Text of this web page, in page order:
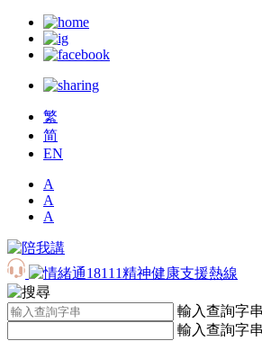
繁
简
EN
A
A
A
輸入查詢字串
輸入查詢字串